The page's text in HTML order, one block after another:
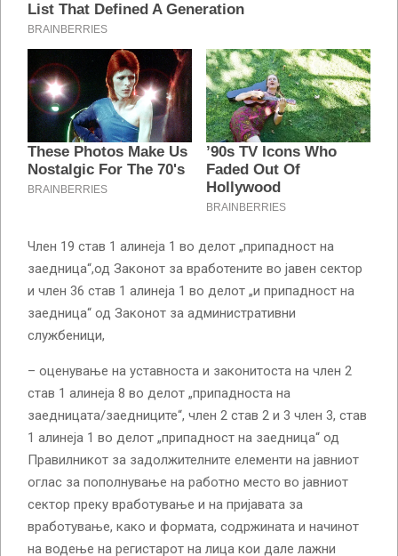
Член 19 став 1 алинеја 1 во делот „припадност на
заедница“,од Законот за вработените во јавен сектор
и член 36 став 1 алинеја 1 во делот „и припадност на
заедница“ од Законот за административни
службеници,
– оценување на уставноста и законитоста на член 2
став 1 алинеја 8 во делот „припадноста на
заедницата/заедниците“, член 2 став 2 и 3 член 3, став
1 алинеја 1 во делот „припадност на заедница“ од
Правилникот за задолжителните елементи на јавниот
оглас за пополнување на работно место во јавниот
сектор преку вработување и на пријавата за
вработување, како и формата, содржината и начинот
на водење на регистарот на лица кои дале лажни